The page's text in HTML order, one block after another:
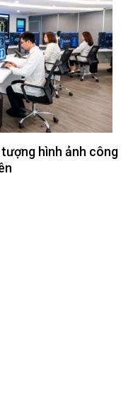
hình ảnh công